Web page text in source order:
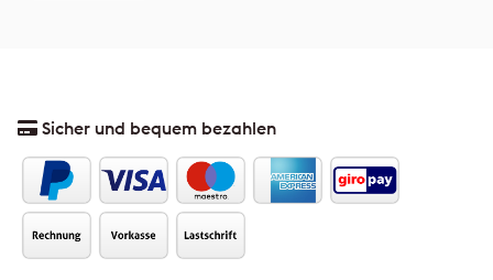
Sicher und bequem bezahlen